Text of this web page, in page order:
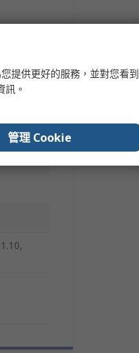
提供更好的服務，並對您看到
訊。
管理 Cookie